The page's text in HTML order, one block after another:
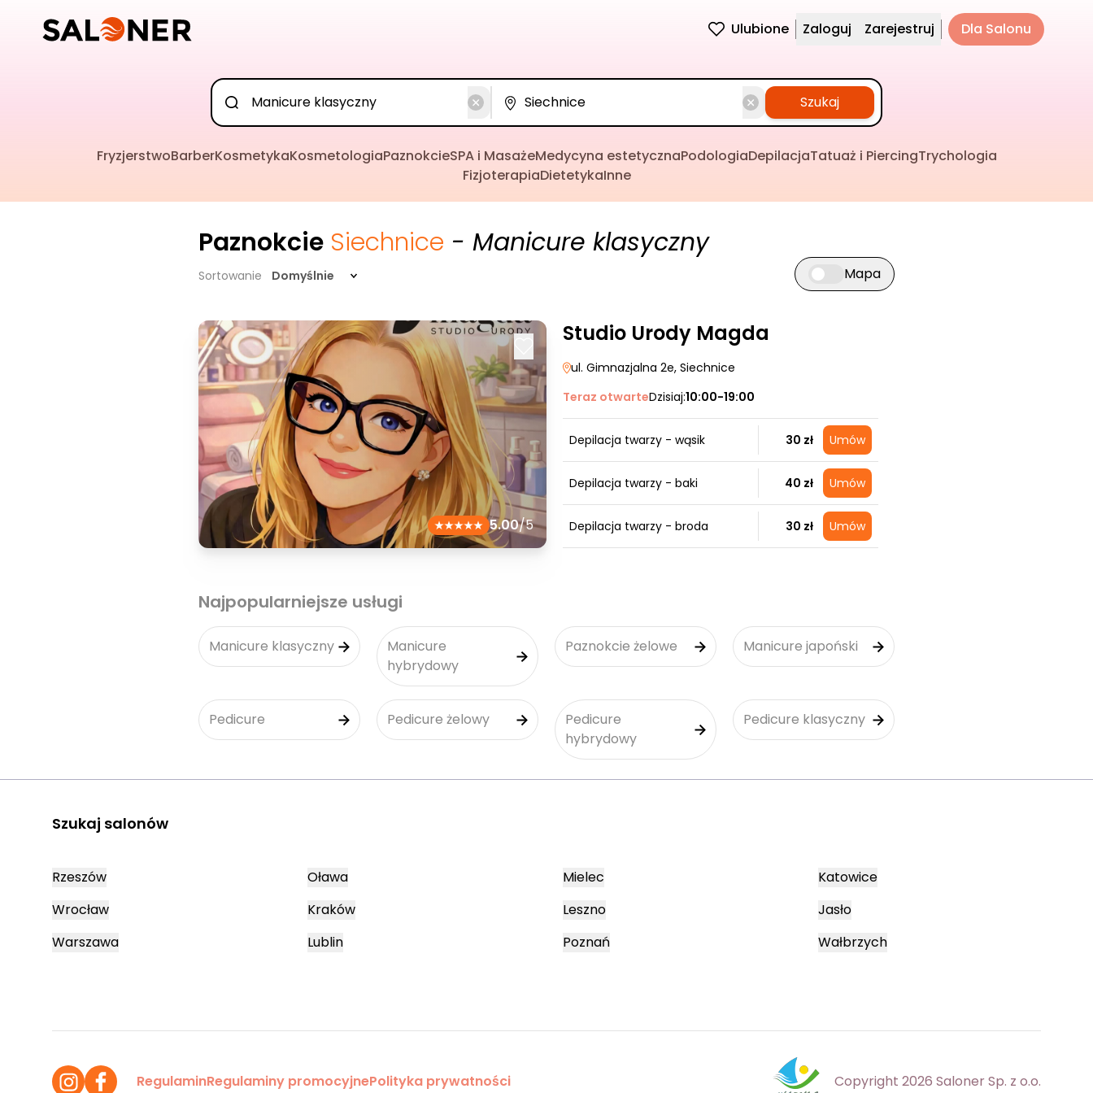
Ulubione Zaloguj Zarejestruj Dla Salonu
Szukaj
FryzjerstwoBarberKosmetykaKosmetologiaPaznokcieSPA i MasażeMedycyna estetycznaPodologiaDepilacjaTatuaż i PiercingTrychologia
FizjoterapiaDietetykaInne
Paznokcie Siechnice - Manicure klasyczny
Sortowanie Domyślnie Przełącz widok mapy
Mapa
5.00/5
Studio Urody Magda
ul. Gimnazjalna 2e, Siechnice
Teraz otwarteDzisiaj:10:00-19:00
Depilacja twarzy - wąsik 30 zł Umów
Depilacja twarzy - baki 40 zł Umów
Depilacja twarzy - broda 30 zł Umów
Najpopularniejsze usługi
Manicure klasyczny
Manicure
hybrydowy
Paznokcie żelowe Manicure japoński
Pedicure Pedicure żelowy
Pedicure
hybrydowy
Pedicure klasyczny
Szukaj salonów
Rzeszów
Wrocław
Warszawa
Oława
Kraków
Lublin
Mielec
Leszno
Poznań
Katowice
Jasło
Wałbrzych
RegulaminRegulaminy promocyjnePolityka prywatności Copyright 2026 Saloner Sp. z o.o.